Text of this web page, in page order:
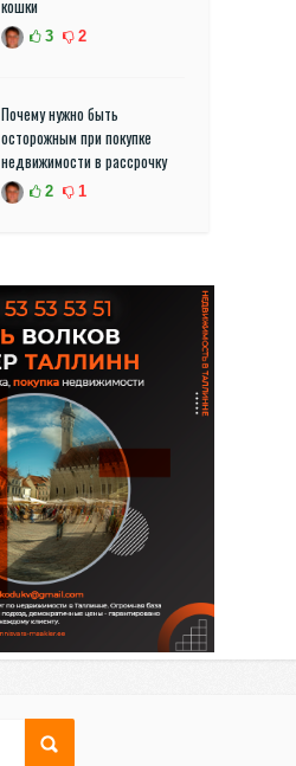
кошки
3 2
Почему нужно быть
осторожным при покупке
недвижимости в рассрочку
2 1